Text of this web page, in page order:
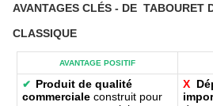
AVANTAGES CLÉS - DE TABOURET
CLASSIQUE
AVANTAGE POSITIF
✔ Produit de qualité
commerciale construit pour
X